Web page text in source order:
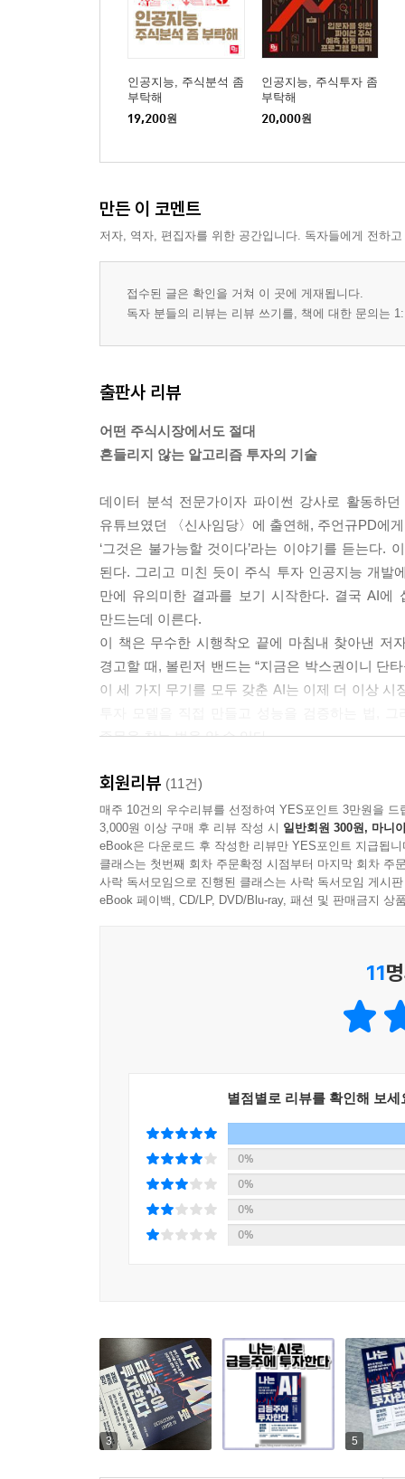
인공지능, 주식분석 좀
부탁해
19,200원
인공지능, 주식투자 좀
부탁해
20,000원
만든 이 코멘트
저자, 역자, 편집자를 위한 공간입니다. 독자들에게 전하
접수된 글은 확인을 거쳐 이 곳에 게재됩니다.
독자 분들의 리뷰는 리뷰 쓰기를, 책에 대한 문의는
출판사 리뷰
어떤 주식시장에서도 절대
흔들리지 않는 알고리즘 투자의 기술
데이터 분석 전문가이자 파이썬 강사로 활동하
유튜브였던 〈신사임당〉에 출연해, 주언규PD에
‘그것은 불가능할 것이다’라는 이야기를 듣는다.
된다. 그리고 미친 듯이 주식 투자 인공지능 개발
만에 유의미한 결과를 보기 시작한다. 결국 AI에
만드는데 이른다.
이 책은 무수한 시행착오 끝에 마침내 찾아낸 저
경고할 때, 볼린저 밴드는 “지금은 박스권이니 단
이 세 가지 무기를 모두 갖춘 AI는 이제 더 이상
종목을 찾는 법을 알 수 있다.
찾고, 매매 신호를 포착하고, 최적의 투자 비율까
있다.
알고리즘만이 전부가 아니다
효율적인 포트폴리오 설계와
투자 마인드셋으로 성공 확률 높이기
포트폴리오 설계와 자금 관리를 다룬다. 만약 당
담으면 테슬라의 움직임에 계좌 전체가 휘청거릴
저자가 제시하는 투자법은 AI라고 해서 백퍼센
체결되는 문제(슬리피지), 팔고 싶어도 거래량이
스완) 등이다. 이런 변수들은 백테스팅 데이터
일지 기록을 통해 AI를 업그레이드한다. 저자가
평가하고 고용을 유지할지 결정하는 것은, 결국 ‘
이 책은 ‘주식 분석 인공지능’을 이해하고 싶은
회원리뷰 (11건)
매주 10건의 우수리뷰를 선정하여 YES포인트 3만원을 드
3,000원 이상 구매 후 리뷰 작성 시 일반회원 300원, 마니
eBook은 다운로드 후 작성한 리뷰만 YES포인트 지급됩니
클래스는 첫번째 회차 주문확정 시점부터 마지막 회차 주
사락 독서모임으로 진행된 클래스는 사락 독서모임 게시
eBook 페이백, CD/LP, DVD/Blu-ray, 패션 및 판매금지 상
11
별점별로 리뷰를 확인해 보세
0%
0%
0%
0%
3 5